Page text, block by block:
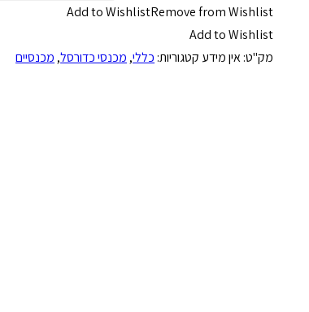
של
Orlando
Magic
Add to WishlistRemove from Wishlist
Add to Wishlist
מק"ט:אין מידע קטגוריות: כללי, מכנסי כדורסל, מכנסיים